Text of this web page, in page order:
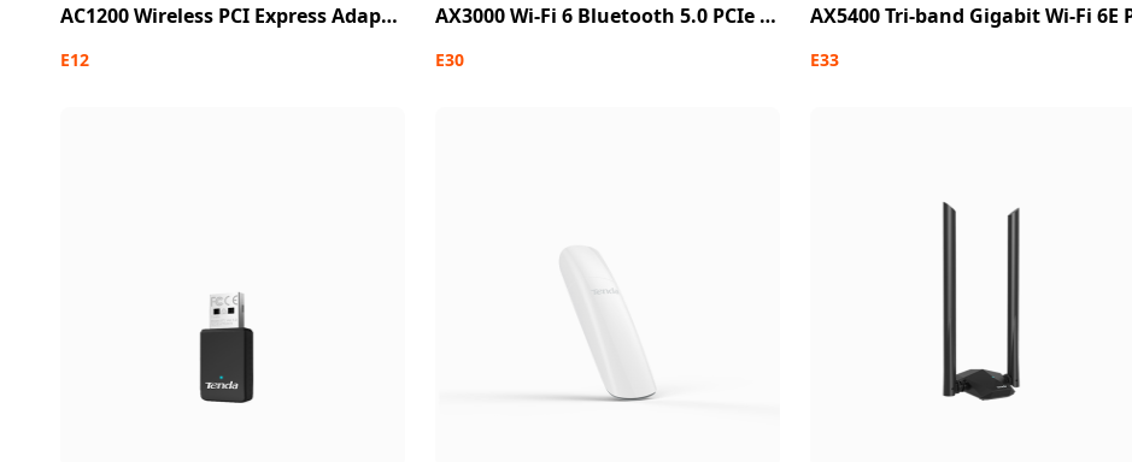
AC1200 Wireless PCI Express Adapter
E12
AX3000 Wi-Fi 6 Bluetooth 5.0 PCIe Adapter
E30 E33